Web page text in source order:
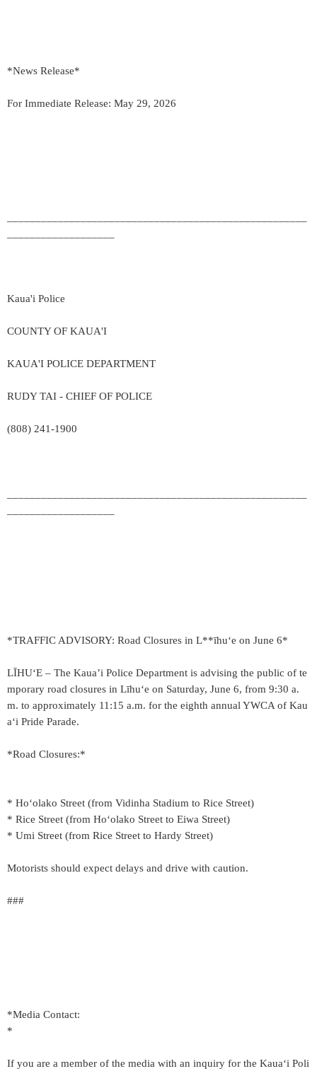
*News Release*
For Immediate Release: May 29, 2026
Kaua'i Police
COUNTY OF KAUA'I
KAUA'I POLICE DEPARTMENT
RUDY TAI - CHIEF OF POLICE
(808) 241-1900
*TRAFFIC ADVISORY: Road Closures in L**īhuʻe on June 6*
LĪHU‘E – The Kaua’i Police Department is advising the public of te
mporary road closures in Līhuʻe on Saturday, June 6, from 9:30 a.
m. to approximately 11:15 a.m. for the eighth annual YWCA of Kau
aʻi Pride Parade.
*Road Closures:*
* Hoʻolako Street (from Vidinha Stadium to Rice Street)
* Rice Street (from Hoʻolako Street to Eiwa Street)
* Umi Street (from Rice Street to Hardy Street)
Motorists should expect delays and drive with caution.
###
*Media Contact:
*
If you are a member of the media with an inquiry for the Kaua‘i Poli